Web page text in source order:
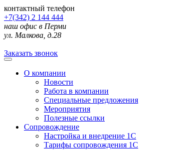
контактный телефон
+7(342) 2 144 444
наш офис в Перми
ул. Малкова, д.28
Заказать звонок
О компании
Новости
Работа в компании
Специальные предложения
Мероприятия
Полезные ссылки
Сопровождение
Настройка и внедрение 1С
Тарифы сопровождения 1С